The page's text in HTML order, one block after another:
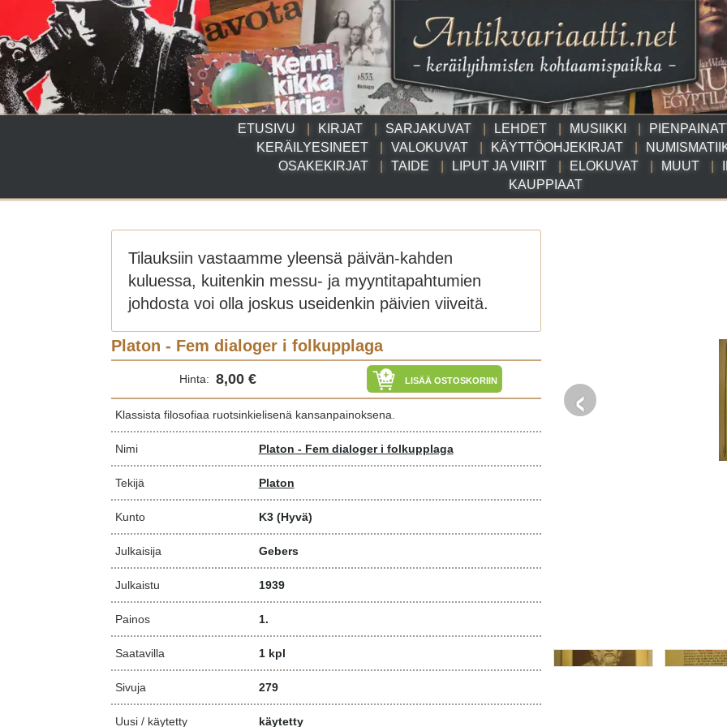
ETUSIVU KIRJAT SARJAKUVAT LEHDET MUSIIKKI
KERÄILYESINEET
VALOKUVAT KÄYTTÖOHJEKIRJAT
OSAKEKIRJAT
TAIDE LIPUT JA VIIRIT ELOKUVAT MUUT
KAUPPIAAT
Tilauksiin vastaamme yleensä päivän-kahden
kuluessa, kuitenkin messu- ja myyntitapahtumien
johdosta voi olla joskus useidenkin päivien viiveitä.
Platon - Fem dialoger i folkupplaga
‹
Hinta: 8,00 € LISÄÄ OSTOSKORIIN
Klassista filosofiaa ruotsinkielisenä kansanpainoksena.
Nimi Platon - Fem dialoger i folkupplaga
Tekijä Platon
Kunto K3 (Hyvä)
Julkaisija Gebers
Julkaistu 1939
Painos 1.
Saatavilla 1 kpl
Sivuja 279
Uusi / käytetty käytetty